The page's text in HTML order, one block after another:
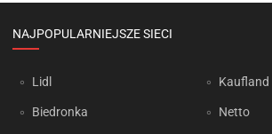
NAJPOPULARNIEJSZE SIECI
Lidl
Biedronka
Kaufland
Netto